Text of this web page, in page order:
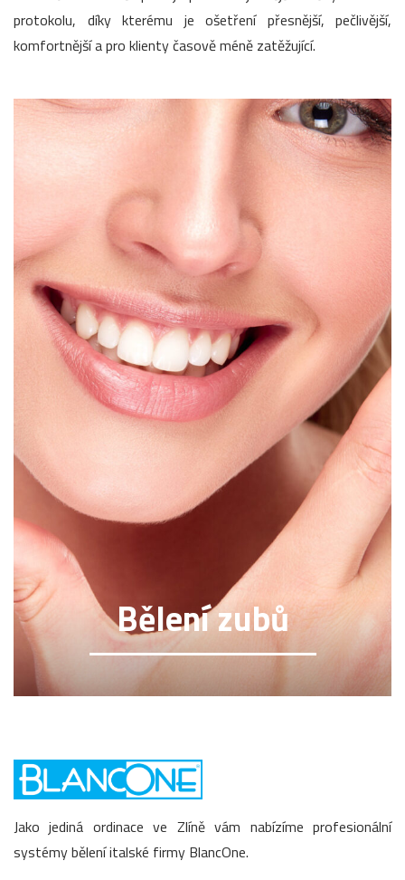
protokolu, díky kterému je ošetření přesnější, pečlivější,
komfortnější a pro klienty časově méně zatěžující.
Jako jediná ordinace ve Zlíně vám nabízíme profesionální
systémy bělení italské firmy BlancOne.
Bělení zubů